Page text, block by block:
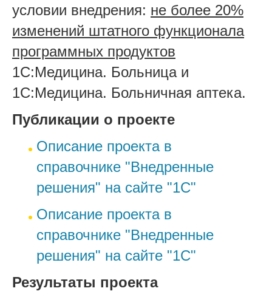
условии внедрения: не более 20%
изменений штатного функционала
программных продуктов
1С:Медицина. Больница и
1С:Медицина. Больничная аптека.
Публикации о проекте
Описание проекта в
справочнике "Внедренные
решения" на сайте "1С"
Описание проекта в
справочнике "Внедренные
решения" на сайте "1С"
Результаты проекта